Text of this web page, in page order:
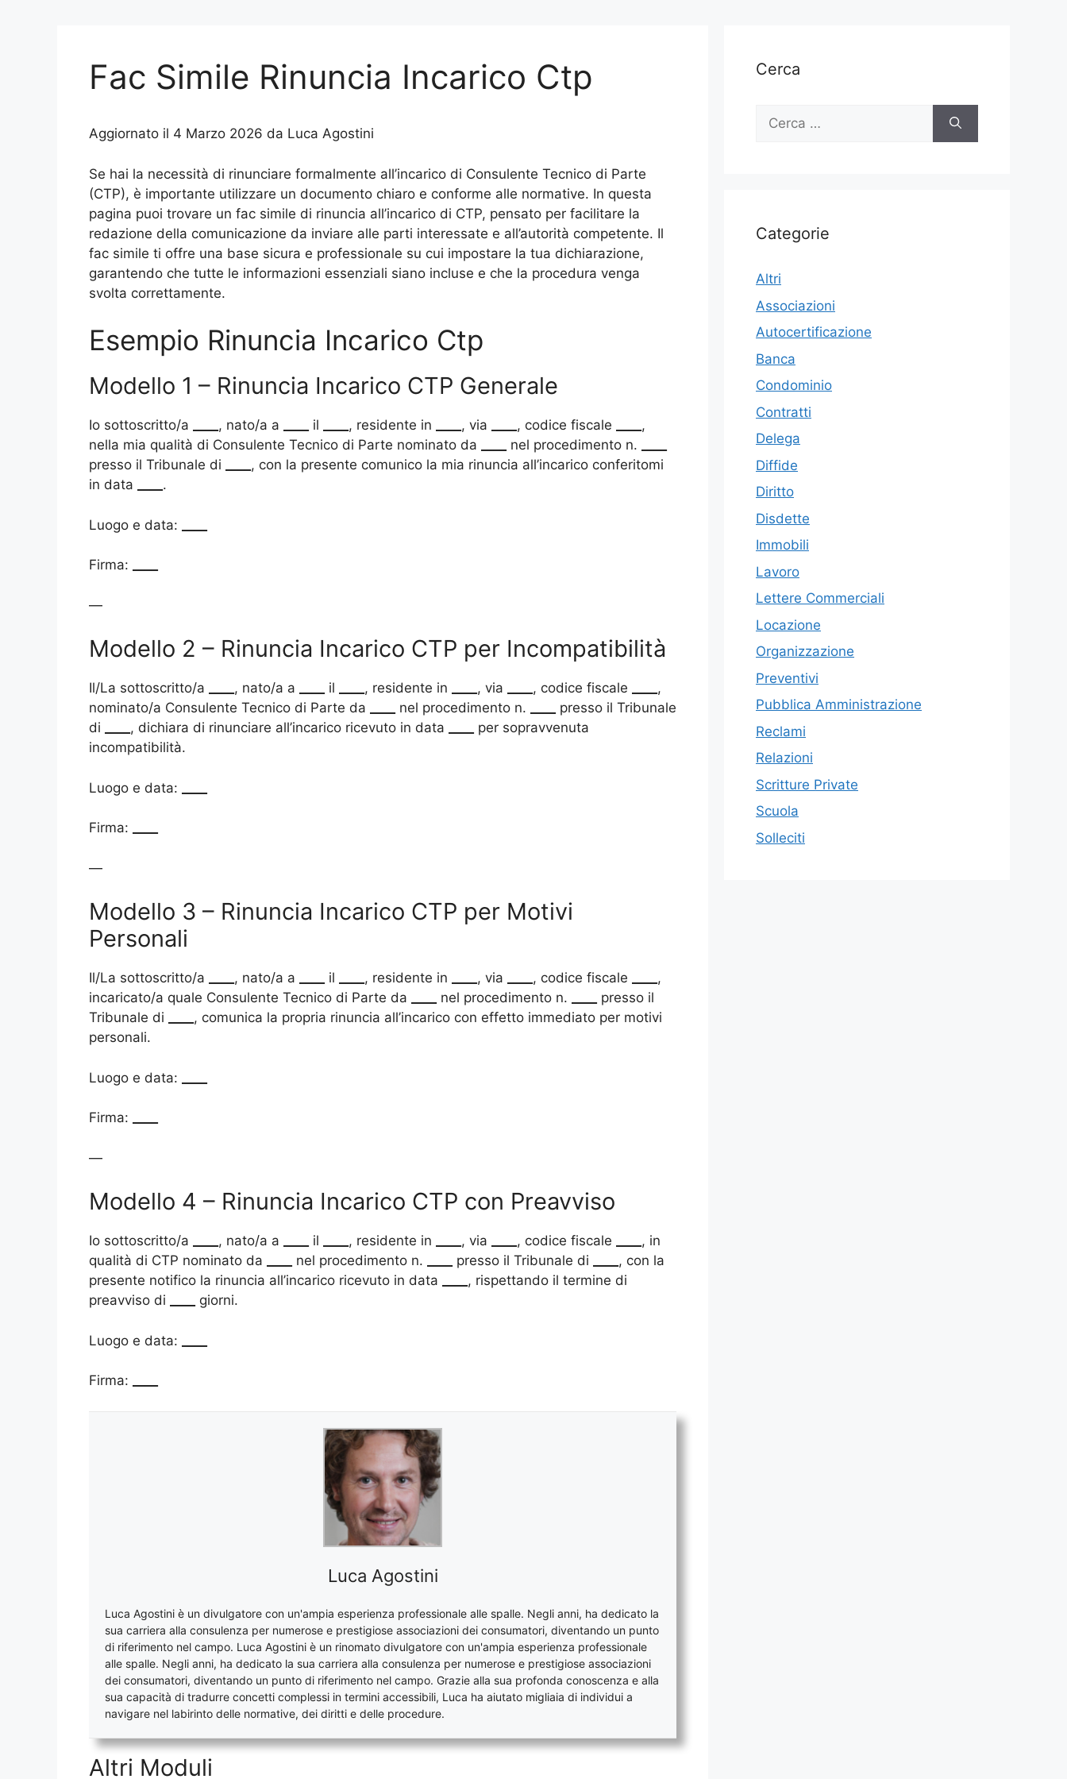
Fac Simile Rinuncia Incarico Ctp​
Aggiornato il 4 Marzo 2026 da Luca Agostini
Se hai la necessità di rinunciare formalmente all’incarico di Consulente Tecnico di Parte
(CTP), è importante utilizzare un documento chiaro e conforme alle normative. In questa
pagina puoi trovare un fac simile di rinuncia all’incarico di CTP, pensato per facilitare la
redazione della comunicazione da inviare alle parti interessate e all’autorità competente. Il
fac simile ti offre una base sicura e professionale su cui impostare la tua dichiarazione,
garantendo che tutte le informazioni essenziali siano incluse e che la procedura venga
svolta correttamente.
Esempio Rinuncia Incarico Ctp​
Modello 1 – Rinuncia Incarico CTP Generale
Io sottoscritto/a , nato/a a il , residente in , via , codice fiscale
,
nella mia qualità di Consulente Tecnico di Parte nominato da
nel procedimento n.
presso il Tribunale di
, con la presente comunico la mia rinuncia all’incarico conferitomi
in data
.
Luogo e data:
Firma:
—
Modello 2 – Rinuncia Incarico CTP per Incompatibilità
Il/La sottoscritto/a , nato/a a il , residente in , via , codice fiscale
,
nominato/a Consulente Tecnico di Parte da
nel procedimento n.
presso il Tribunale
di
, dichiara di rinunciare all’incarico ricevuto in data
per sopravvenuta
incompatibilità.
Luogo e data:
Firma:
—
Modello 3 – Rinuncia Incarico CTP per Motivi
Personali
Il/La sottoscritto/a , nato/a a il , residente in , via , codice fiscale
,
incaricato/a quale Consulente Tecnico di Parte da
nel procedimento n.
presso il
Tribunale di
, comunica la propria rinuncia all’incarico con effetto immediato per motivi
personali.
Luogo e data:
Firma:
—
Modello 4 – Rinuncia Incarico CTP con Preavviso
Io sottoscritto/a , nato/a a il , residente in , via , codice fiscale
, in
qualità di CTP nominato da
nel procedimento n. presso il Tribunale di
, con la
presente notifico la rinuncia all’incarico ricevuto in data
, rispettando il termine di
preavviso di
giorni.
Luogo e data:
Firma:
Luca Agostini
Luca Agostini è un divulgatore con un'ampia esperienza professionale alle spalle. Negli anni, ha dedicato la
sua carriera alla consulenza per numerose e prestigiose associazioni dei consumatori, diventando un punto
di riferimento nel campo. Luca Agostini è un rinomato divulgatore con un'ampia esperienza professionale
alle spalle. Negli anni, ha dedicato la sua carriera alla consulenza per numerose e prestigiose associazioni
dei consumatori, diventando un punto di riferimento nel campo. Grazie alla sua profonda conoscenza e alla
sua capacità di tradurre concetti complessi in termini accessibili, Luca ha aiutato migliaia di individui a
navigare nel labirinto delle normative, dei diritti e delle procedure.
Altri Moduli
Cerca
Ricerca
Categorie
Altri
Associazioni
Autocertificazione
Banca
Condominio
Contratti
Delega
Diffide
Diritto
Disdette
Immobili
Lavoro
Lettere Commerciali
Locazione
Organizzazione
Preventivi
Pubblica Amministrazione
Reclami
Relazioni
Scritture Private
Scuola
Solleciti